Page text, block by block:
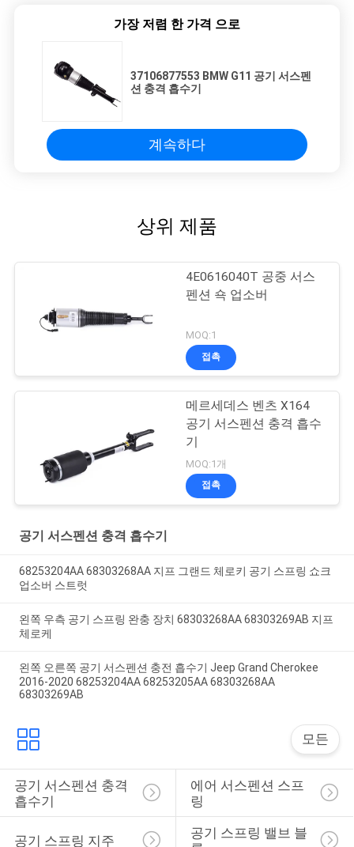
가장 저렴 한 가격 으로
37106877553 BMW G11 공기 서스펜
션 충격 흡수기
계속하다
상위 제품
4E0616040T 공중 서스
펜션 쇽 업소버
MOQ:1
접촉
메르세데스 벤츠 X164
공기 서스펜션 충격 흡수
기
MOQ:1개
접촉
공기 서스펜션 충격 흡수기
68253204AA 68303268AA 지프 그랜드 체로키 공기 스프링 쇼크
업소버 스트럿
왼쪽 우측 공기 스프링 완충 장치 68303268AA 68303269AB 지프
체로케
왼쪽 오른쪽 공기 서스펜션 충전 흡수기 Jeep Grand Cherokee
2016-2020 68253204AA 68253205AA 68303268AA
68303269AB
모든
공기 서스펜션 충격
흡수기
에어 서스펜션 스프
링
공기 스프링 지주
공기 스프링 밸브 블